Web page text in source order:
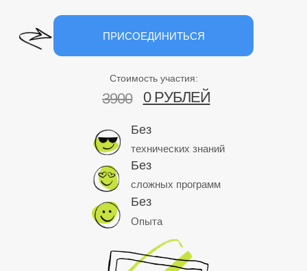
3900 0 РУБЛЕЙ
Стоимость участия:
Опыта
Без
технических знаний
Без
сложных программ
Без
ПРИСОЕДИНИТЬСЯ